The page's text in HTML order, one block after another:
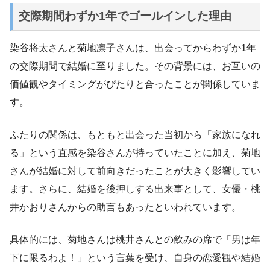
交際期間わずか1年でゴールインした理由
染谷将太さんと菊地凛子さんは、出会ってからわずか1年
の交際期間で結婚に至りました。その背景には、お互いの
価値観やタイミングがぴたりと合ったことが関係していま
す。
ふたりの関係は、もともと出会った当初から「家族になれ
る」という直感を染谷さんが持っていたことに加え、菊地
さんが結婚に対して前向きだったことが大きく影響してい
ます。さらに、結婚を後押しする出来事として、女優・桃
井かおりさんからの助言もあったといわれています。
具体的には、菊地さんは桃井さんとの飲みの席で「男は年
下に限るわよ！」という言葉を受け、自身の恋愛観や結婚